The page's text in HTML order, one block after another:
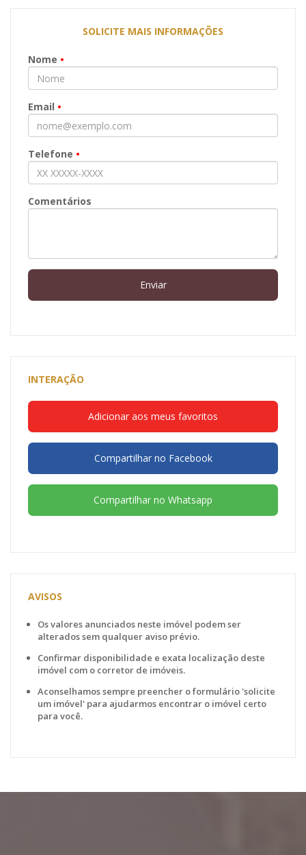
SOLICITE MAIS INFORMAÇÕES
Nome •
Email •
Telefone •
Comentários
Enviar
INTERAÇÃO
Adicionar aos meus favoritos
Compartilhar no Facebook
Compartilhar no Whatsapp
AVISOS
Os valores anunciados neste imóvel podem ser
alterados sem qualquer aviso prévio.
Confirmar disponibilidade e exata localização deste
imóvel com o corretor de imóveis.
Aconselhamos sempre preencher o formulário 'solicite
um imóvel' para ajudarmos encontrar o imóvel certo
para você.